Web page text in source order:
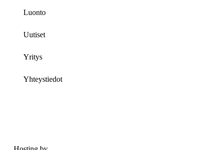
Luonto
Uutiset
Yritys
Yhteystiedot